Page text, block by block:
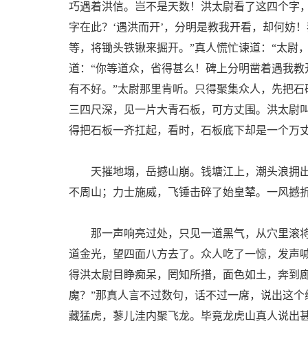
巧遇着洪信。岂不是天数！洪太尉看了这四个字
字在此？‘遇洪而开’，分明是教我开看，却何妨
等，将锄头铁锹来掘开。”真人慌忙谏道：“太尉
道：“你等道众，省得甚么！碑上分明凿着遇我
有不好。”太尉那里肯听。只得聚集众人，先把
三四尺深，见一片大青石板，可方丈围。洪太尉
得把石板一齐扛起，看时，石板底下却是一个万
天摧地塌，岳撼山崩。钱塘江上，潮头浪拥
不周山；力士施威，飞锤击碎了始皇辇。一风撼
那一声响亮过处，只见一道黑气，从穴里滚
道金光，望四面八方去了。众人吃了一惊，发声
得洪太尉目睁痴呆，罔知所措，面色如土，奔到
魔？”那真人言不过数句，话不过一席，说出这
藏猛虎，蓼儿洼内聚飞龙。毕竟龙虎山真人说出